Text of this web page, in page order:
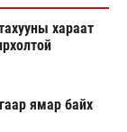
хараат
ямар байх